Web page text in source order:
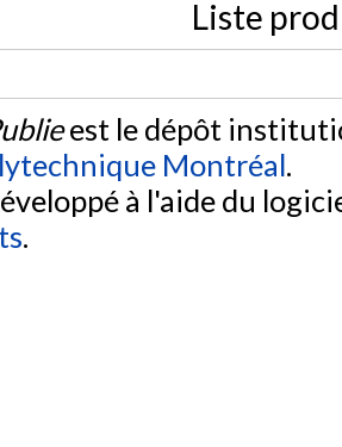
Liste
est le dépôt
Montréal.
à l'aide du
.